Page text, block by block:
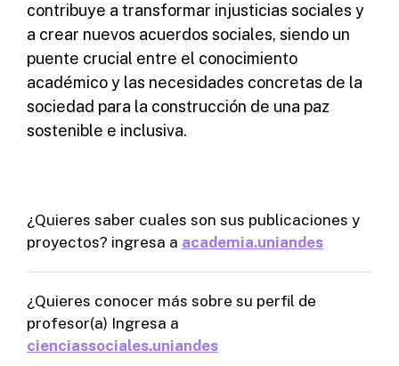
contribuye a transformar injusticias sociales y
a crear nuevos acuerdos sociales, siendo un
puente crucial entre el conocimiento
académico y las necesidades concretas de la
sociedad para la construcción de una paz
sostenible e inclusiva.
¿Quieres saber cuales son sus publicaciones y
proyectos? ingresa a academia.uniandes
¿Quieres conocer más sobre su perfil de
profesor(a) Ingresa a
cienciassociales.uniandes